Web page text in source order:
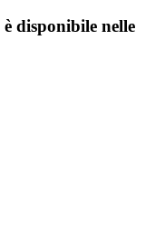
è disponibile nelle